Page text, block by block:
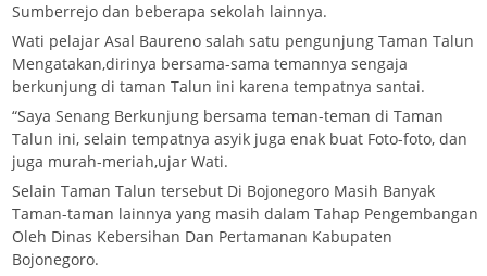
Sumberrejo dan beberapa sekolah lainnya.
Wati pelajar Asal Baureno salah satu pengunjung Taman Talun
Mengatakan,dirinya bersama-sama temannya sengaja
berkunjung di taman Talun ini karena tempatnya santai.
“Saya Senang Berkunjung bersama teman-teman di Taman
Talun ini, selain tempatnya asyik juga enak buat Foto-foto, dan
juga murah-meriah,ujar Wati.
Selain Taman Talun tersebut Di Bojonegoro Masih Banyak
Taman-taman lainnya yang masih dalam Tahap Pengembangan
Oleh Dinas Kebersihan Dan Pertamanan Kabupaten
Bojonegoro.